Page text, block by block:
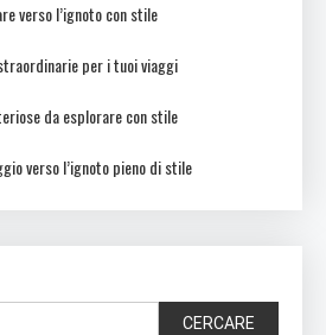
verso l’ignoto con stile
per i tuoi viaggi
da esplorare con stile
verso l’ignoto pieno di stile
CERCARE